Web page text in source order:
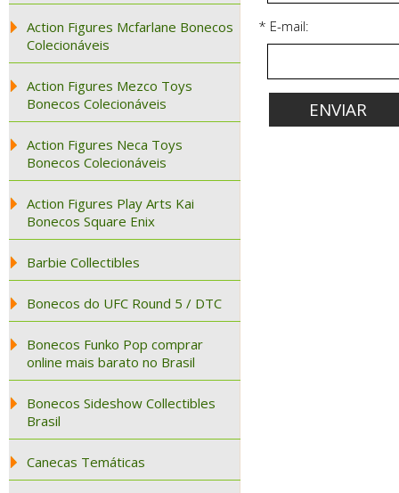
Action Figures Mcfarlane Bonecos
Colecionáveis
Action Figures Mezco Toys
Bonecos Colecionáveis
Action Figures Neca Toys
Bonecos Colecionáveis
Action Figures Play Arts Kai
Bonecos Square Enix
Barbie Collectibles
Bonecos do UFC Round 5 / DTC
Bonecos Funko Pop comprar
online mais barato no Brasil
Bonecos Sideshow Collectibles
Brasil
Canecas Temáticas
* E-mail: